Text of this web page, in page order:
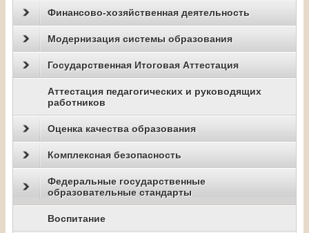
Финансово-хозяйственная деятельность
Модернизация системы образования
Государственная Итоговая Аттестация
Аттестация педагогических и руководящих
работников
Оценка качества образования
Комплексная безопасность
Федеральные государственные
образовательные стандарты
Воспитание